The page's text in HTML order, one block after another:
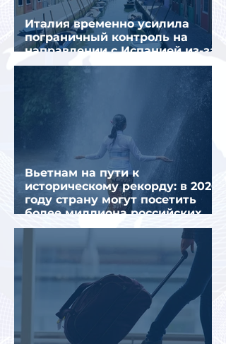
Италия временно усилила
пограничный контроль на
направлении с Испанией из-за
миграционного кризиса
Вьетнам на пути к
историческому рекорду: в 2026
году страну могут посетить
более миллиона российских
туристов